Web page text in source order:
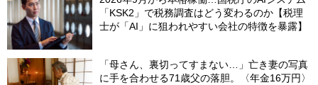
「KSK2」で税務調査はどう変わるのか【税理
士が「AI」に狙われやすい会社の特徴を暴露】
「母さん、裏切ってすまない…」亡き妻の写真
に手を合わせる71歳父の落胆。〈年金16万円〉